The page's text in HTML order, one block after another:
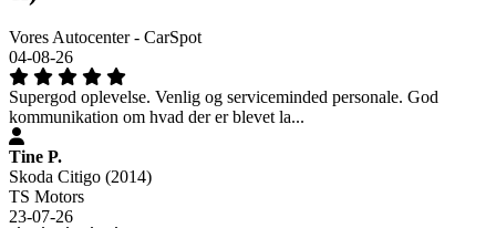
Vores Autocenter - CarSpot
04-08-26
Supergod oplevelse. Venlig og serviceminded personale. God
kommunikation om hvad der er blevet la...
Tine P.
Skoda Citigo (2014)
TS Motors
23-07-26